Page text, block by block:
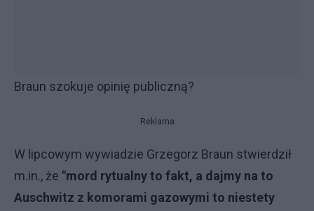
Braun szokuje opinię publiczną?
Reklama
W lipcowym wywiadzie Grzegorz Braun stwierdził
m.in., że "mord rytualny to fakt, a dajmy na to
Auschwitz z komorami gazowymi to niestety